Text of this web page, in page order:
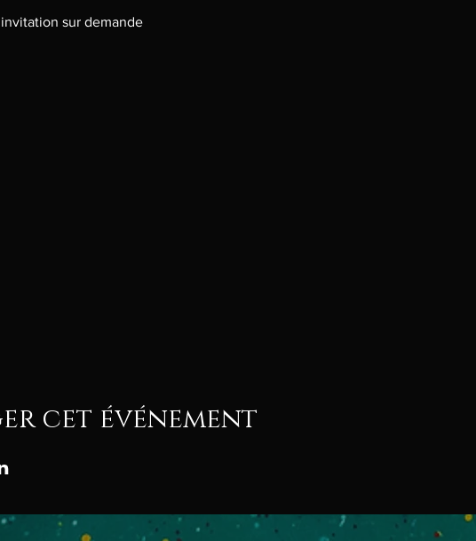
sur demande
cet événement